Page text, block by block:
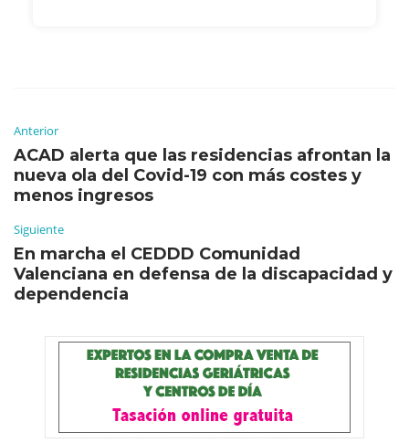
Anterior
ACAD alerta que las residencias afrontan la
nueva ola del Covid-19 con más costes y
menos ingresos
Siguiente
En marcha el CEDDD Comunidad
Valenciana en defensa de la discapacidad y
dependencia